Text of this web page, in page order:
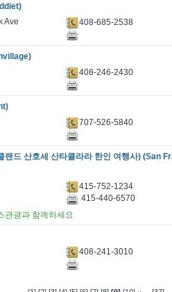
Ave
408-685-2538
408-246-2430
707-526-5840
랜드 산호세 산타클라라 한인 여행사) (San
415-752-1234
415-440-6570
관광과 함께하세요
408-241-3010